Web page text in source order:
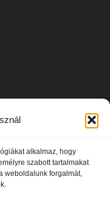
alkalmaz, hogy
szabott tartalmakat
weboldalunk forgalmát,